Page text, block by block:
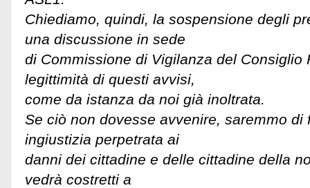
Chiediamo, quindi, la sospensione degli
una discussione in sede
di Commissione di Vigilanza del Consiglio
legittimità di questi avvisi,
come da istanza da noi già inoltrata.
Se ciò non dovesse avvenire, saremmo di
ingiustizia perpetrata ai
danni dei cittadine e delle cittadine della
vedrà costretti a